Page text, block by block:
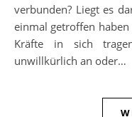
verbunden? Liegt es
einmal getroffen
Kräfte in sich
unwillkürlich an oder…